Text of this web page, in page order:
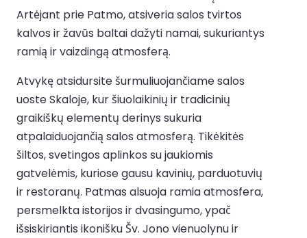
Artėjant prie Patmo, atsiveria salos tvirtos
kalvos ir žavūs baltai dažyti namai, sukuriantys
ramią ir vaizdingą atmosferą.
Atvykę atsidursite šurmuliuojančiame salos
uoste Skaloje, kur šiuolaikinių ir tradicinių
graikiškų elementų derinys sukuria
atpalaiduojančią salos atmosferą. Tikėkitės
šiltos, svetingos aplinkos su jaukiomis
gatvelėmis, kuriose gausu kavinių, parduotuvių
ir restoranų. Patmas alsuoja ramia atmosfera,
persmelkta istorijos ir dvasingumo, ypač
išsiskiriantis ikonišku Šv. Jono vienuolynu ir